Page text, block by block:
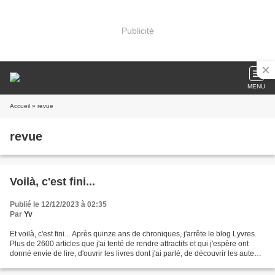
Publicité
MENU
Accueil » revue
revue
Voilà, c'est fini...
Publié le 12/12/2023 à 02:35
Par Yv
Et voilà, c'est fini... Après quinze ans de chroniques, j'arrête le blog Lyvres.
Plus de 2600 articles que j'ai tenté de rendre attractifs et qui j'espère ont
donné envie de lire, d'ouvrir les livres dont j'ai parlé, de découvrir les auteurs